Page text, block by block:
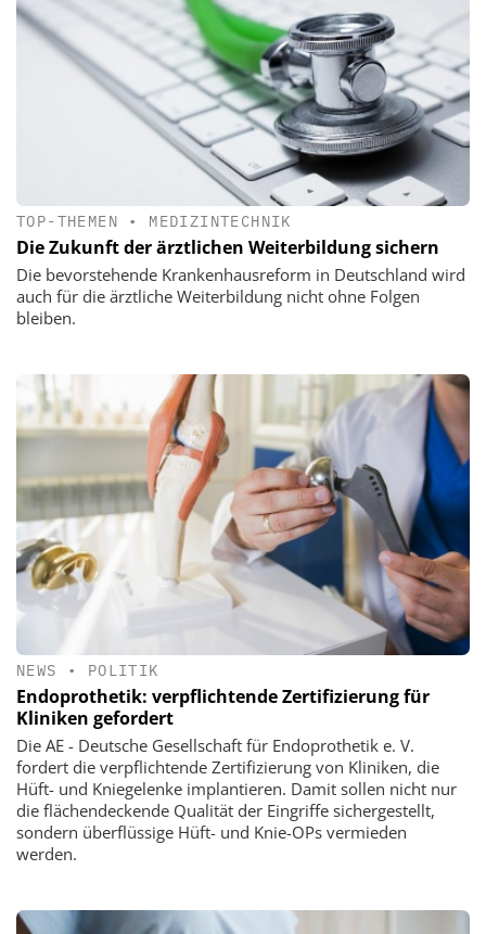
TOP-THEMEN • MEDIZINTECHNIK
Die Zukunft der ärztlichen Weiterbildung sichern
Die bevorstehende Krankenhausreform in Deutschland wird
auch für die ärztliche Weiterbildung nicht ohne Folgen
bleiben.
NEWS • POLITIK
Endoprothetik: verpflichtende Zertifizierung für
Kliniken gefordert
Die AE - Deutsche Gesellschaft für Endoprothetik e. V.
fordert die verpflichtende Zertifizierung von Kliniken, die
Hüft- und Kniegelenke implantieren. Damit sollen nicht nur
die flächendeckende Qualität der Eingriffe sichergestellt,
sondern überflüssige Hüft- und Knie-OPs vermieden
werden.